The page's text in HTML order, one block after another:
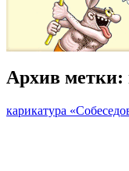
Архив метки:
карикатура